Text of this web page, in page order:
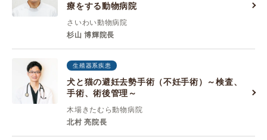
療をする動物病院
さいわい動物病院
杉山 博輝院長
生殖器系疾患
犬と猫の避妊去勢手術（不妊手術）～検査、
手術、術後管理～
木場きたむら動物病院
北村 亮院長